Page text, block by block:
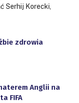
Serhij Korecki,
zdrowia
Anglii na
FIFA